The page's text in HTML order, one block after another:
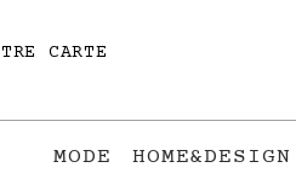
CARTE
MODE HOME&DESIGN